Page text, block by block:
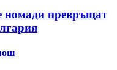
номади превръщат